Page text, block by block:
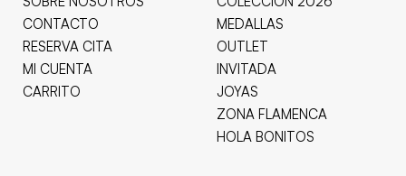
CONTACTO
RESERVA CITA
MI CUENTA
CARRITO
MEDALLAS
OUTLET
INVITADA
JOYAS
ZONA FLAMENCA
HOLA BONITOS